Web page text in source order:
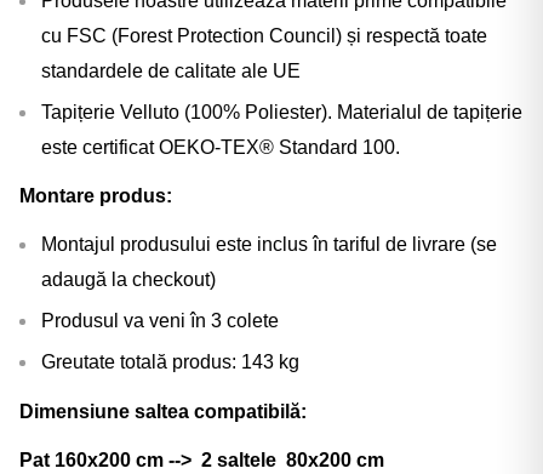
cu FSC (Forest Protection Council) și respectă toate
standardele de calitate ale UE
Tapițerie Velluto (100% Poliester). Materialul de tapițerie
este certificat OEKO-TEX® Standard 100.
Montare produs:
Montajul produsului este inclus în tariful de livrare (se
adaugă la checkout)
Produsul va veni în 3 colete
Greutate totală produs: 143 kg
Dimensiune saltea compatibilă:
Pat 160x200 cm --> 2 saltele 80x200 cm